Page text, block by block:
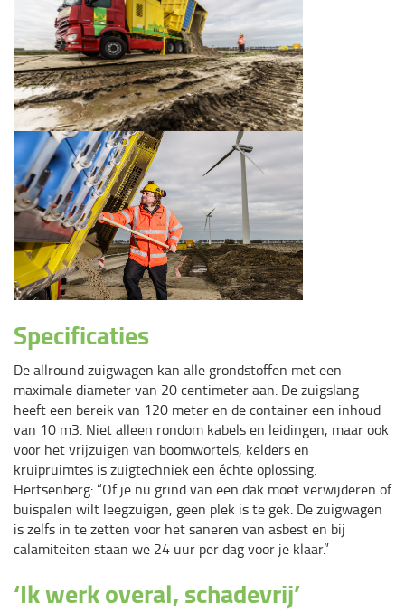
Specificaties
De allround zuigwagen kan alle grondstoffen met een
maximale diameter van 20 centimeter aan. De zuigslang
heeft een bereik van 120 meter en de container een inhoud
van 10 m3. Niet alleen rondom kabels en leidingen, maar ook
voor het vrijzuigen van boomwortels, kelders en
kruipruimtes is zuigtechniek een échte oplossing.
Hertsenberg: “Of je nu grind van een dak moet verwijderen of
buispalen wilt leegzuigen, geen plek is te gek. De zuigwagen
is zelfs in te zetten voor het saneren van asbest en bij
calamiteiten staan we 24 uur per dag voor je klaar.”
‘Ik werk overal, schadevrij’